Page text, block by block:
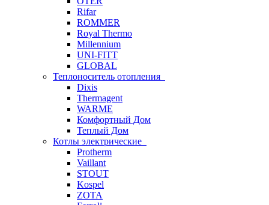
Rifar
ROMMER
Royal Thermo
Millennium
UNI-FITT
GLOBAL
Теплоноситель отопления
Dixis
Thermagent
WARME
Комфортный Дом
Теплый Дом
Котлы электрические
Protherm
Vaillant
STOUT
Kospel
ZOTA